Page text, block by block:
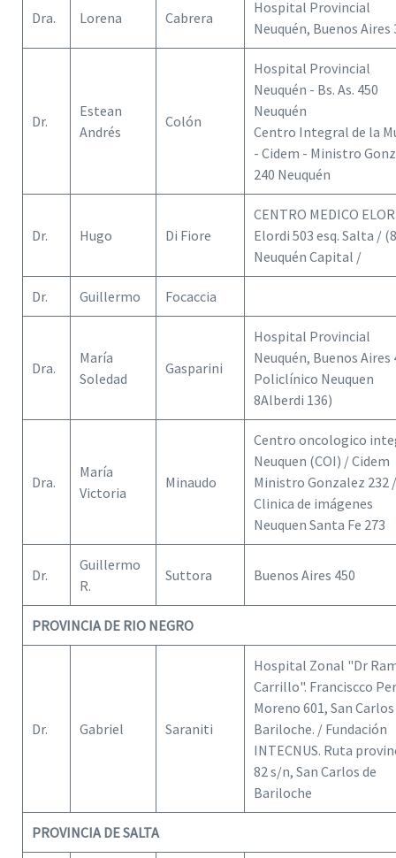
Dra. Lorena Cabrera
Hospital Provincial
Neuquén, Buenos Aires
Dr.
Estean
Andrés
Colón
Hospital Provincial
Neuquén - Bs. As. 450
Neuquén
Centro Integral de la
- Cidem - Ministro
240 Neuquén
Dr. Hugo Di Fiore
CENTRO MEDICO
Elordi 503 esq. Salta /
Neuquén Capital /
Dr. Guillermo Focaccia
Dra.
María
Soledad
Gasparini
Hospital Provincial
Neuquén, Buenos Aires
Policlínico Neuquen
8Alberdi 136)
Dra.
María
Victoria
Minaudo
Centro oncologico
Neuquen (COI) / Cidem
Ministro Gonzalez 232 /
Clinica de imágenes
Neuquen Santa Fe 273
Dr.
Guillermo
R.
Suttora Buenos Aires 450
PROVINCIA DE RIO NEGRO
Dr. Gabriel Saraniti
Hospital Zonal "Dr
Carrillo". Franciscco
Moreno 601, San
Bariloche. / Fundación
INTECNUS. Ruta
82 s/n, San Carlos de
Bariloche
PROVINCIA DE SALTA